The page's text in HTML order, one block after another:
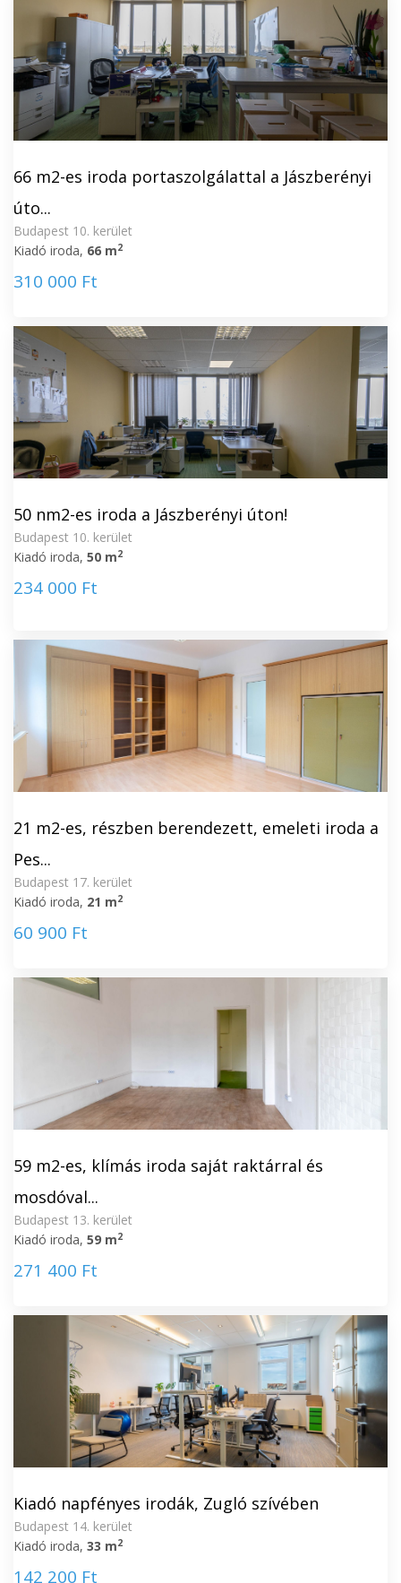
66 m2-es iroda portaszolgálattal a Jászberényi
úto...
Budapest 10. kerület
Kiadó iroda, 66 m2
310 000 Ft
50 nm2-es iroda a Jászberényi úton!
Budapest 10. kerület
Kiadó iroda, 50 m2
234 000 Ft
21 m2-es, részben berendezett, emeleti iroda a
Pes...
Budapest 17. kerület
Kiadó iroda, 21 m2
60 900 Ft
59 m2-es, klímás iroda saját raktárral és
mosdóval...
Budapest 13. kerület
Kiadó iroda, 59 m2
271 400 Ft
Kiadó napfényes irodák, Zugló szívében
Budapest 14. kerület
Kiadó iroda, 33 m2
142 200 Ft